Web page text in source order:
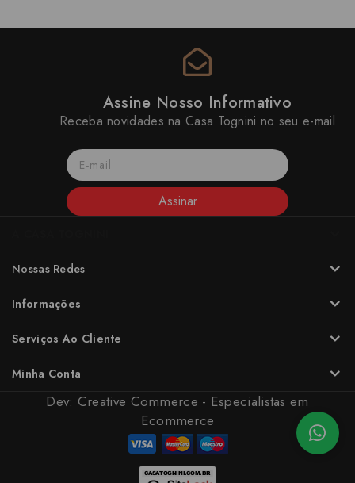
Assine Nosso Informativo
Receba novidades na Casa Tognini no seu e-mail
Assinar
Nossas Redes
Informações
Serviços Ao Cliente
Minha Conta
Dev: Creative Commerce - Especialistas em
Ecommerce